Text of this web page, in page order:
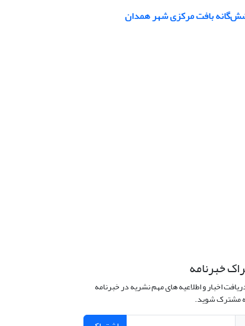
شش‌گانه بافت مرکزی شهر همدان
خبرنامه
اخبار و اطلاعیه های مهم نشریه در خبرنامه
مشترک شوید.